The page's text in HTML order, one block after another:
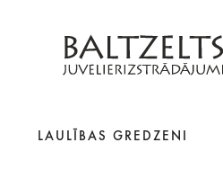
LAULĪBAS GREDZENI